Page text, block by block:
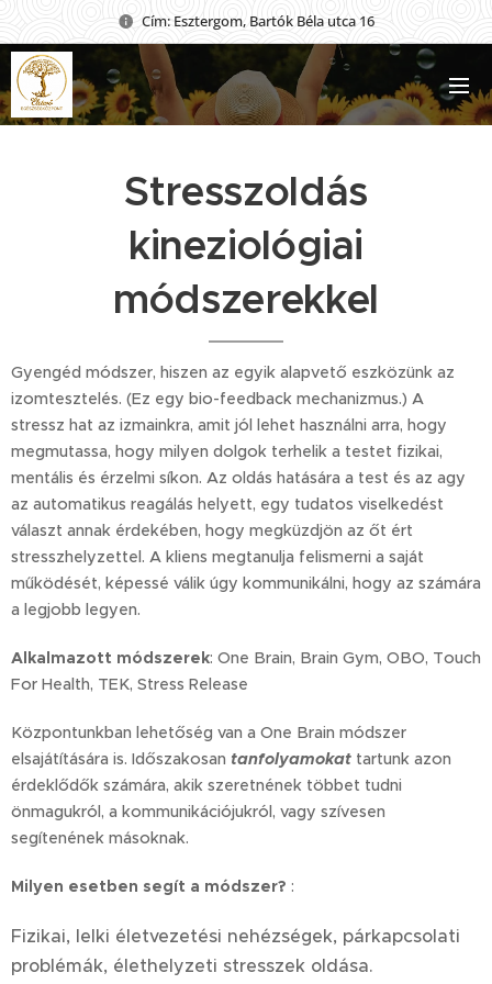
Cím: Esztergom, Bartók Béla utca 16
Stresszoldás
kineziológiai
módszerekkel
Gyengéd módszer, hiszen az egyik alapvető eszközünk az
izomtesztelés. (Ez egy bio-feedback mechanizmus.) A
stressz hat az izmainkra, amit jól lehet használni arra, hogy
megmutassa, hogy milyen dolgok terhelik a testet fizikai,
mentális és érzelmi síkon. Az oldás hatására a test és az agy
az automatikus reagálás helyett, egy tudatos viselkedést
választ annak érdekében, hogy megküzdjön az őt ért
stresszhelyzettel. A kliens megtanulja felismerni a saját
működését, képessé válik úgy kommunikálni, hogy az számára
a legjobb legyen.
Alkalmazott módszerek: One Brain, Brain Gym, OBO, Touch
For Health, TEK, Stress Release
Központunkban lehetőség van a One Brain módszer
elsajátítására is. Időszakosan tanfolyamokat tartunk azon
érdeklődők számára, akik szeretnének többet tudni
önmagukról, a kommunikációjukról, vagy szívesen
segítenének másoknak.
Milyen esetben segít a módszer? :
Fizikai, lelki életvezetési nehézségek, párkapcsolati
problémák, élethelyzeti stresszek oldása.